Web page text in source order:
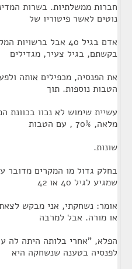
חברות ממשלתיות. בשרות
נוטים לאשר פיטוריו של
אדם בגיל 40 אבל
בקשתם, בגיל צעיר, מגדילים
את הפנסיה, מכפילים אותה
הטבות נוספות. תוך
עשיית שימוש לא נכוו בכוונת
מלאה, 70% , עם הטבות
שונות.
בחלק גדול מו המקרים מדובר
שמגיע לגיל 40 או 42
אומר: נשחקתי, אני מבקש
או מורה. אבל למרבה
הפלא, "אחרי בלותה היתה לה
לפנסיה בטענה שנשחקה היא